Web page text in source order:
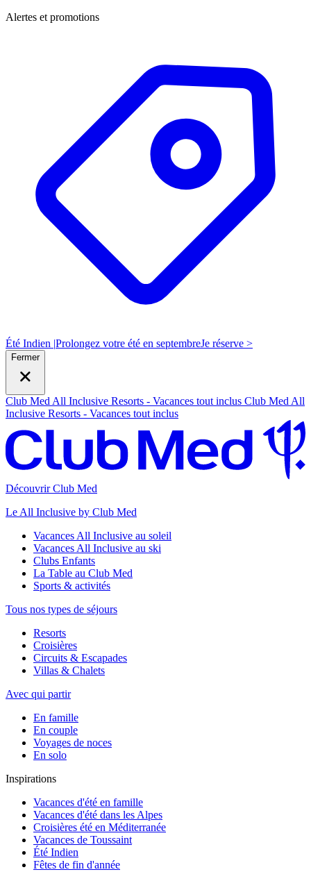
Alertes et promotions
Été Indien |Prolongez votre été en septembreJe réserve >
Fermer
Club Med All Inclusive Resorts - Vacances tout inclus Club Med All
Inclusive Resorts - Vacances tout inclus
Découvrir Club Med
Le All Inclusive by Club Med
Vacances All Inclusive au soleil
Vacances All Inclusive au ski
Clubs Enfants
La Table au Club Med
Sports & activités
Tous nos types de séjours
Resorts
Croisières
Circuits & Escapades
Villas & Chalets
Avec qui partir
En famille
En couple
Voyages de noces
En solo
Inspirations
Vacances d'été en famille
Vacances d'été dans les Alpes
Croisières été en Méditerranée
Vacances de Toussaint
Été Indien
Fêtes de fin d'année